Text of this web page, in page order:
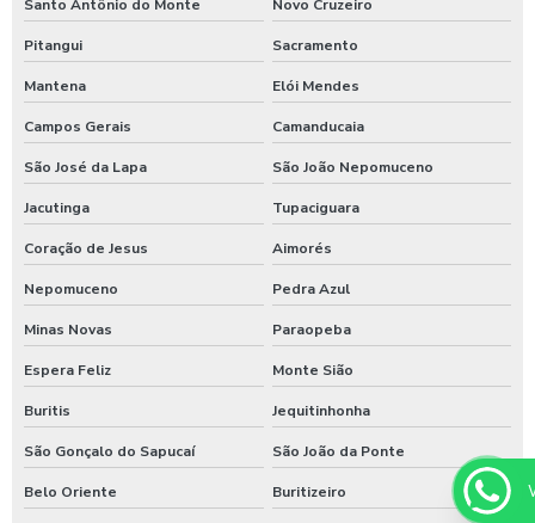
Tarifador de banho para praia
Tarifador para calibrador
Tarifador para calibrador com fichas
Tarifador para calibrador com moedas
Tarifador para calibrador com pix
Temporizador de banho com pix
Temporizador de chuveiro com ficha
Temporizador de chuveiros
Temporizador para chuveiros pagamento pix
Santo Antônio do Monte Novo Cruzeiro
Pitangui Sacramento
Mantena Elói Mendes
Campos Gerais Camanducaia
São José da Lapa São João Nepomuceno
Jacutinga Tupaciguara
Coração de Jesus Aimorés
Nepomuceno Pedra Azul
Minas Novas Paraopeba
Espera Feliz Monte Sião
Buritis Jequitinhonha
São Gonçalo do Sapucaí São João da Ponte
Belo Oriente Buritizeiro